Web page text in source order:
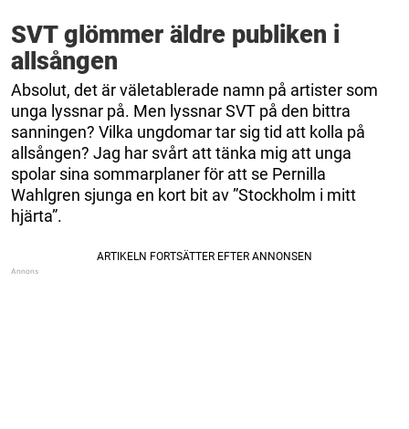
SVT glömmer äldre publiken i
allsången
Absolut, det är väletablerade namn på artister som
unga lyssnar på. Men lyssnar SVT på den bittra
sanningen? Vilka ungdomar tar sig tid att kolla på
allsången? Jag har svårt att tänka mig att unga
spolar sina sommarplaner för att se Pernilla
Wahlgren sjunga en kort bit av ”Stockholm i mitt
hjärta”.